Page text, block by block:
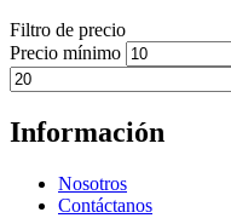
Filtro de precio
Precio mínimo
Información
Nosotros
Contáctanos